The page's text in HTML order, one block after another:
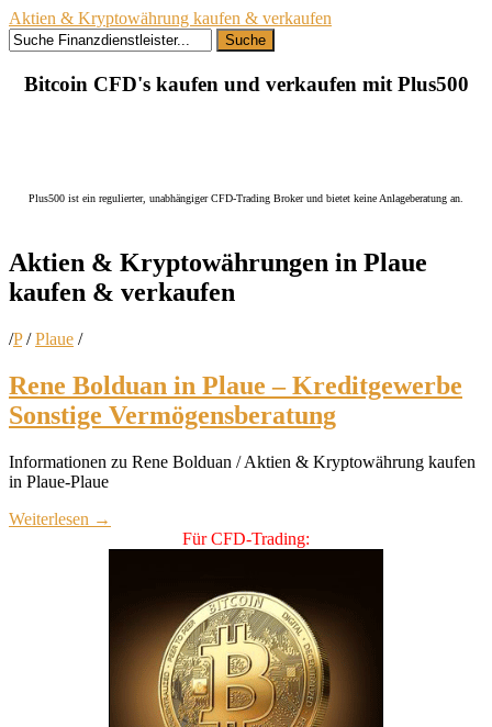
Aktien & Kryptowährung kaufen & verkaufen
Suche
Bitcoin CFD's kaufen und verkaufen mit Plus500
Plus500 ist ein regulierter, unabhängiger CFD-Trading Broker und bietet keine Anlageberatung an.
Aktien & Kryptowährungen in Plaue
kaufen & verkaufen
/P / Plaue /
Rene Bolduan in Plaue – Kreditgewerbe
Sonstige Vermögensberatung
Informationen zu Rene Bolduan / Aktien & Kryptowährung kaufen
in Plaue-Plaue
Weiterlesen →
Für CFD-Trading: